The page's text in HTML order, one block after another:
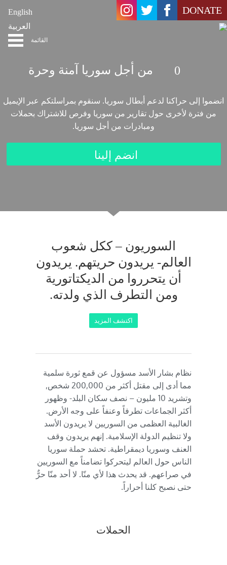
الصفحة
أسئلة متكررة
English
العربية
القائمة
DONATE
0 من أجل سوريا آمنة وحرة
انضموا إلى حراكنا لدعم أبطال سوريا. سنقوم بمراسلتكم عبر الإيميل
من فترة لأخرى حول تقارير من سوريا وفرص للاشتراك بحملات
ومبادرات من أجل سوريا.
انضم إلينا
السوريون – ككل شعوب
العالم- يريدون حريتهم. يريدون
أن يتحرروا من الديكتاتورية
ومن التطرف الذي ولدته.
اكتشف المزيد
نظام بشار الأسد مسؤول عن قمع ثورة سلمية
مما أدى إلى مقتل أكثر من 200,000 شخص,
وتشريد 10 مليون – نصف سكان البلد- وظهور
أكثر الجماعات تطرفاً وعنفاً على وجه الأرض.
الغالبية العظمى من السوريين لا يريدون الأسد
ولا تنظيم الدولة الإسلامية. إنهم يريدون وقف
العنف وسوريا ديمقراطية. تحشد حملة سوريا
الناس حول العالم ليتحركوا تضامناً مع السوريين
في صراعهم. قد يحدث هذا لأي منّا. لا أحد منّا حرٌّ
حتى نصبح كلنا أحراراً.
الحملات